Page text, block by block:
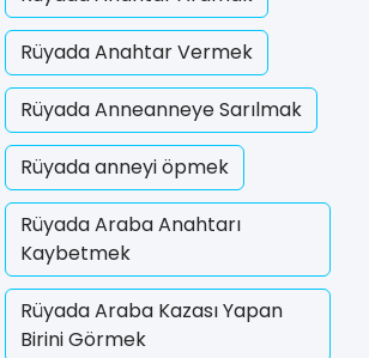
Rüyada Anahtar Vermek
Rüyada Anneanneye Sarılmak
Rüyada anneyi öpmek
Rüyada Araba Anahtarı
Kaybetmek
Rüyada Araba Kazası Yapan
Birini Görmek